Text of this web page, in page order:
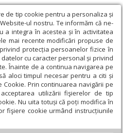
de tip cookie pentru a personaliza și
ul nostru. Te informăm că ne-
a integra în acestea și în activitatea
mai recente modificări propuse de
privind protecția persoanelor fizice în
cu caracter personal și privind
Înainte de a continua navigarea pe
aloci timpul necesar pentru a citi și
Prin continuarea navigării pe
utilizării fişierelor de tip
Nu uita totuși că poți modifica în
fişiere cookie urmând instrucțiunile
2025 - Articole asociate
- Articole asociate